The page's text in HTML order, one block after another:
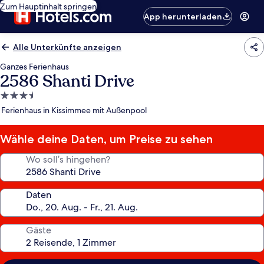
Zum Hauptinhalt springen
App herunterladen
Alle Unterkünfte anzeigen
Ganzes Ferienhaus
2586 Shanti Drive
3.5-
Sterne-
Ferienhaus in Kissimmee mit Außenpool
Wähle deine Daten, um Preise zu sehen
Wo soll’s hingehen?
Daten
Gäste